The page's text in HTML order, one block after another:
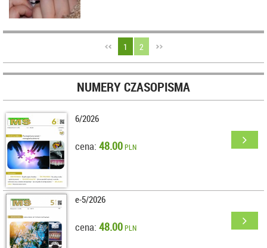
1 2
NUMERY CZASOPISMA
6/2026
cena: 48.00PLN
e-5/2026
cena: 48.00PLN